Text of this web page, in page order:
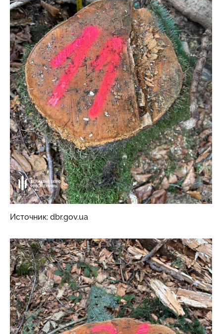
Источник: dbr.gov.ua